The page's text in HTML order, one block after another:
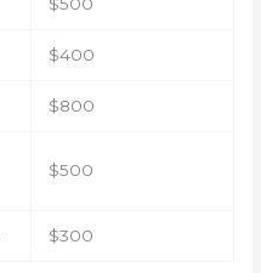
$400
$800
$500
$300